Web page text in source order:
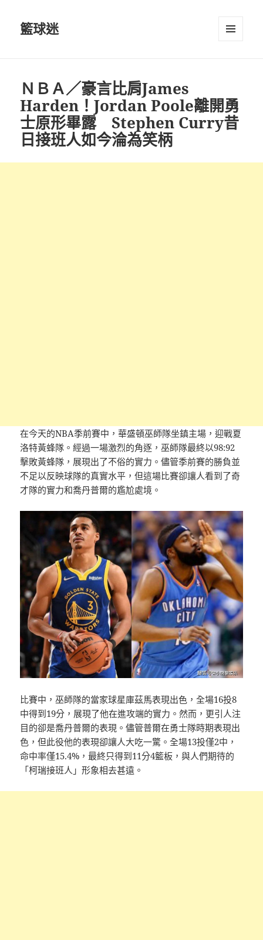
籃球迷
ＮＢＡ／豪言比肩James
Harden！Jordan Poole離開勇
士原形畢露 Stephen Curry昔
日接班人如今淪為笑柄
在今天的NBA季前賽中，華盛頓巫師隊坐鎮主場，迎戰夏
洛特黃蜂隊。經過一場激烈的角逐，巫師隊最終以98:92
擊敗黃蜂隊，展現出了不俗的實力。儘管季前賽的勝負並
不足以反映球隊的真實水平，但這場比賽卻讓人看到了奇
才隊的實力和喬丹普爾的尷尬處境。
比賽中，巫師隊的當家球星庫茲馬表現出色，全場16投8
中得到19分，展現了他在進攻端的實力。然而，更引人注
目的卻是喬丹普爾的表現。儘管普爾在勇士隊時期表現出
色，但此役他的表現卻讓人大吃一驚。全場13投僅2中，
命中率僅15.4%，最終只得到11分4籃板，與人們期待的
「柯瑞接班人」形象相去甚遠。